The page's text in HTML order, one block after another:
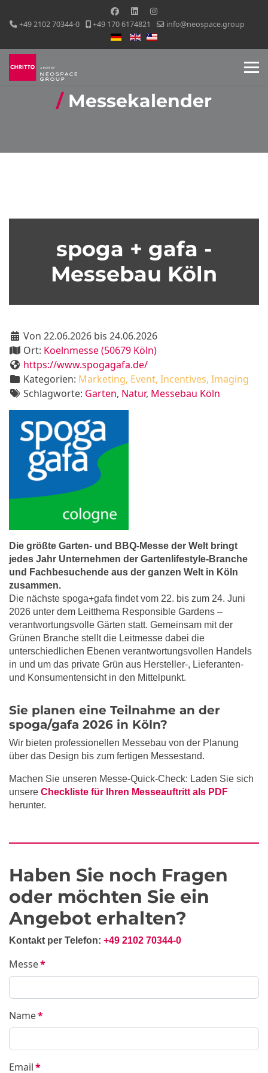
+49 2102 70344-0 +49 170 6174821
info@neospace.group
Sprache auswählen
Messekalender
spoga + gafa -
Messebau Köln
Von 22.06.2026 bis 24.06.2026
Ort: Koelnmesse (50679 Köln)
https://www.spogagafa.de/
Kategorien: Marketing, Event, Incentives, Imaging
Schlagworte: Garten, Natur, Messebau Köln
Die größte Garten- und BBQ-Messe der Welt bringt
jedes Jahr Unternehmen der Gartenlifestyle-Branche
und Fachbesuchende aus der ganzen Welt in Köln
zusammen.
Die nächste spoga+gafa findet vom 22. bis zum 24. Juni
2026 unter dem Leitthema Responsible Gardens –
verantwortungsvolle Gärten statt. Gemeinsam mit der
Grünen Branche stellt die Leitmesse dabei die
unterschiedlichen Ebenen verantwortungsvollen Handels
in und um das private Grün aus Hersteller-, Lieferanten-
und Konsumentensicht in den Mittelpunkt.
Sie planen eine Teilnahme an der
spoga/gafa 2026 in Köln?
Wir bieten professionellen Messebau von der Planung
über das Design bis zum fertigen Messestand.
Machen Sie unseren Messe-Quick-Check: Laden Sie sich
unsere Checkliste für Ihren Messeauftritt als PDF
herunter.
Haben Sie noch Fragen
oder möchten Sie ein
Angebot erhalten?
Kontakt per Telefon: +49 2102 70344-0
Messe*
Name*
Email*